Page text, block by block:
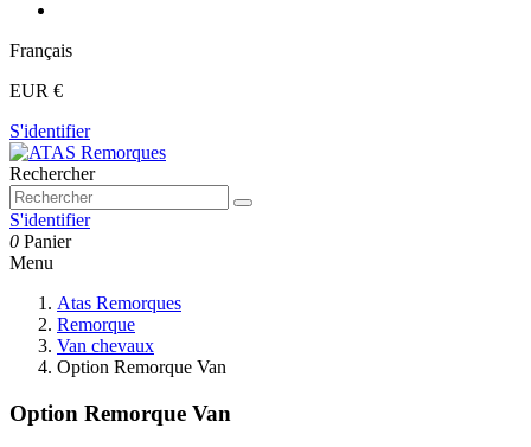
Français
EUR €
S'identifier
Rechercher
S'identifier
0 Panier
Menu
Atas Remorques
Remorque
Van chevaux
Option Remorque Van
Option Remorque Van